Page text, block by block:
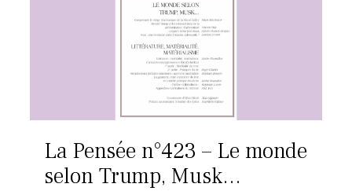
La Pensée n°423 – Le monde
selon Trump, Musk…